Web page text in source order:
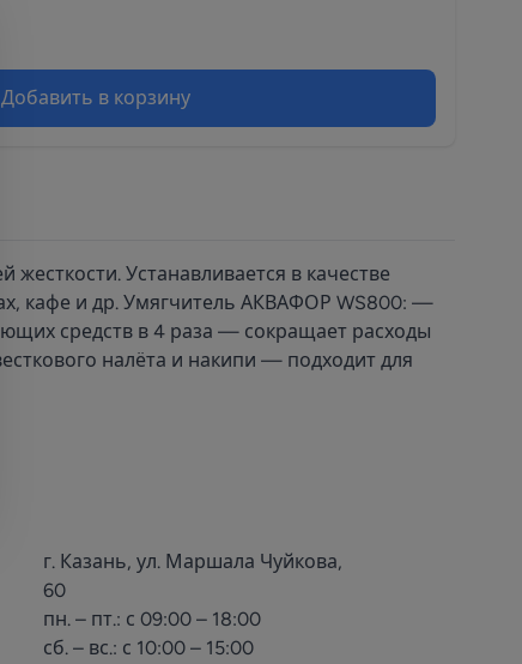
Добавить в корзину
Устанавливается в качестве
кафе и др. Умягчитель АКВАФОР WS800: —
средств в 4 раза — сокращает расходы
налёта и накипи — подходит для
г. Казань, ул. Маршала Чуйкова,
60
пн. – пт.: с 09:00 – 18:00
сб. – вс.: с 10:00 – 15:00